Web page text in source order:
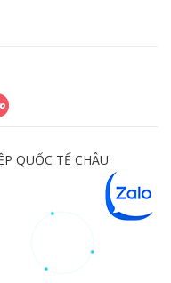
QUỐC TẾ CHÂU